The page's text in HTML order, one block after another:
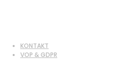
KONTAKT
VOP & GDPR